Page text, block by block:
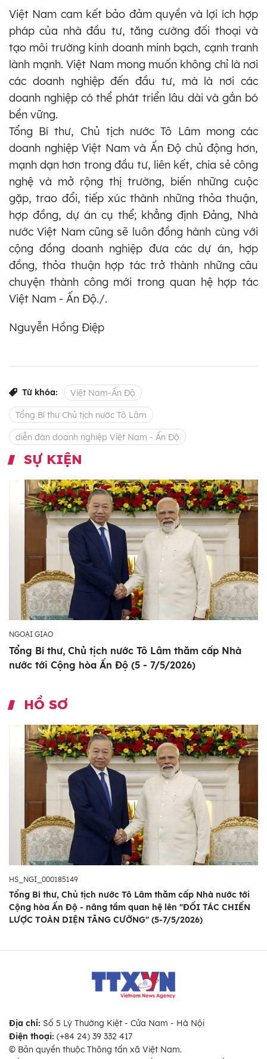
Việt Nam cam kết bảo đảm quyền và lợi ích hợp
pháp của nhà đầu tư, tăng cường đối thoại và
tạo môi trường kinh doanh minh bạch, cạnh tranh
lành mạnh. Việt Nam mong muốn không chỉ là nơi
các doanh nghiệp đến đầu tư, mà là nơi các
doanh nghiệp có thể phát triển lâu dài và gắn bó
bền vững.
Tổng Bí thư, Chủ tịch nước Tô Lâm mong các
doanh nghiệp Việt Nam và Ấn Độ chủ động hơn,
mạnh dạn hơn trong đầu tư, liên kết, chia sẻ công
nghệ và mở rộng thị trường, biến những cuộc
gặp, trao đổi, tiếp xúc thành những thỏa thuận,
hợp đồng, dự án cụ thể; khẳng định Đảng, Nhà
nước Việt Nam cũng sẽ luôn đồng hành cùng với
cộng đồng doanh nghiệp đưa các dự án, hợp
đồng, thỏa thuận hợp tác trở thành những câu
chuyện thành công mới trong quan hệ hợp tác
Việt Nam - Ấn Độ./.
Nguyễn Hồng Điệp
Từ khóa: Việt Nam-Ấn Độ
Tổng Bí thư Chủ tịch nước Tô Lâm
diễn đàn doanh nghiệp Việt Nam - Ấn Độ
SỰ KIỆN
NGOẠI GIAO
Tổng Bí thư, Chủ tịch nước Tô Lâm thăm cấp Nhà
nước tới Cộng hòa Ấn Độ (5 - 7/5/2026)
HỒ SƠ
HS_NGI_000185149
Tổng Bí thư, Chủ tịch nước Tô Lâm thăm cấp Nhà nước tới
Cộng hòa Ấn Độ - nâng tầm quan hệ lên ''ĐỐI TÁC CHIẾN
LƯỢC TOÀN DIỆN TĂNG CƯỜNG'' (5-7/5/2026)
Địa chỉ: Số 5 Lý Thường Kiệt - Cửa Nam - Hà Nội
Điện thoại: (+84 24) 39 332 417
© Bản quyền thuộc Thông tấn xã Việt Nam.